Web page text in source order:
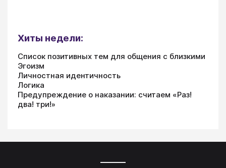
Хиты недели:
Список позитивных тем для общения с близкими
Эгоизм
Личностная идентичность
Логика
Предупреждение о наказании: считаем «Раз!
два! три!»